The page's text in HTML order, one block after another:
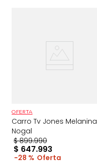
OFERTA
Carro Tv Jones Melanina
Nogal
$ 899.990
$ 647.993
28 %